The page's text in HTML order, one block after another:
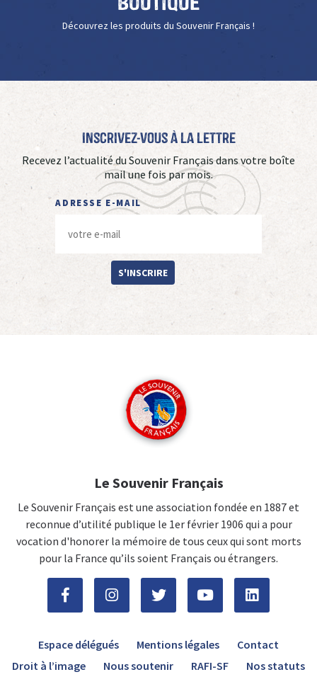
Découvrez les produits du Souvenir Français !
Inscrivez-vous à La Lettre
Recevez l’actualité du Souvenir Français dans votre boîte
mail une fois par mois.
ADRESSE E-MAIL
S'INSCRIRE
Le Souvenir Français
Le Souvenir Français est une association fondée en 1887 et
reconnue d’utilité publique le 1er février 1906 qui a pour
vocation d'honorer la mémoire de tous ceux qui sont morts
pour la France qu’ils soient Français ou étrangers.
Espace délégués Mentions légales
Contact
Droit à l’image
Nous soutenir RAFI-SF Nos statuts